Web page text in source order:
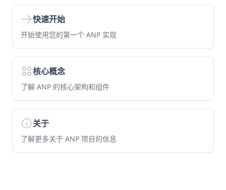
快速开始
开始使用您的第一个 ANP 实现
核心概念
了解 ANP 的核心架构和组件
关于
了解更多关于 ANP 项目的信息